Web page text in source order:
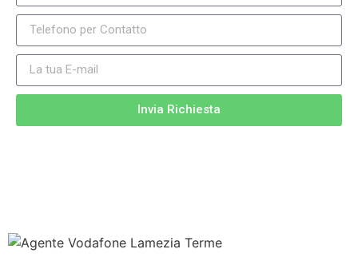
Invia Richiesta